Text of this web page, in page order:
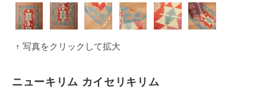
↑ 写真をクリックして拡大
ニューキリム カイセリキリム